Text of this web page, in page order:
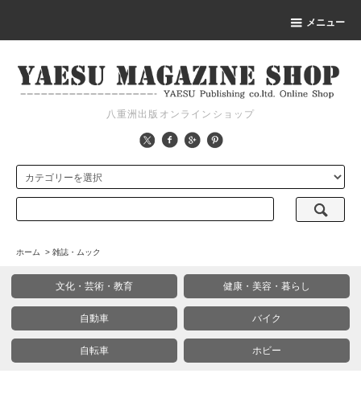
メニュー
八重洲出版オンラインショップ
ホーム > 雑誌・ムック
文化・芸術・教育 健康・美容・暮らし
自動車 バイク
自転車 ホビー